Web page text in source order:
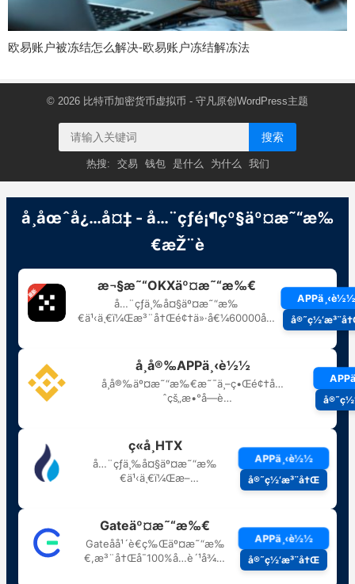
欧易账户被冻结怎么解决-欧易账户冻结解冻法
© 2026 比特币加密货币虚拟币 - 守凡原创 WordPress主题
搜索
热搜: 交易 钱包 是什么 为什么 我们